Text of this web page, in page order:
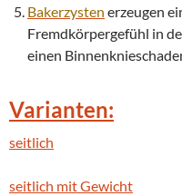
Bakerzysten erzeugen
Fremdkörpergefühl in
einen
Varianten:
seitlich
seitlich mit Gewicht